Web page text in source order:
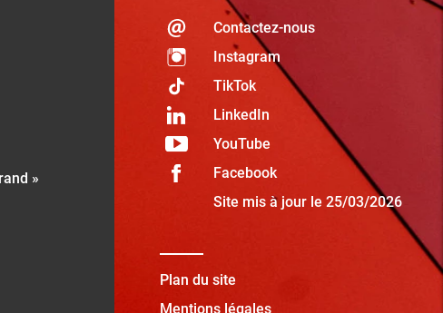
»
Contactez-nous
Instagram
TikTok
LinkedIn
YouTube
Facebook
Site mis à jour le 25/03/2026
Plan du site
Mentions légales